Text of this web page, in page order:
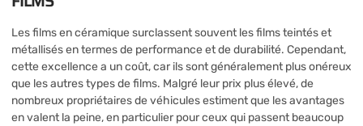
Les films en céramique surclassent souvent les films teintés et
métallisés en termes de performance et de durabilité. Cependant,
cette excellence a un coût, car ils sont généralement plus onéreux
que les autres types de films. Malgré leur prix plus élevé, de
nombreux propriétaires de véhicules estiment que les avantages
en valent la peine, en particulier pour ceux qui passent beaucoup